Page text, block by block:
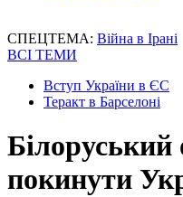
СПЕЦТЕМА: Війна в Ірані
ВСІ ТЕМИ
Вступ України в ЄС
Теракт в Барселоні
Білоруський
покинути